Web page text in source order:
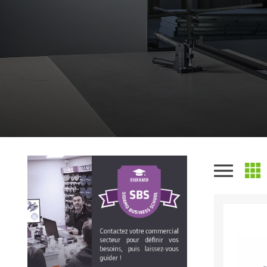
Roues
Disques à
Disques auto-agrippant
Bandes abrasives
Disques fibre et papier
Feuilles 230 x 280 mm
Cales à poncer et patins
Eponges abrasive